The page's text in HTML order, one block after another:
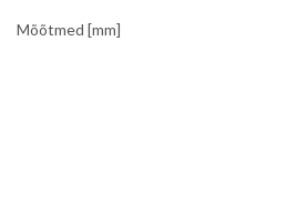
Mõõtmed [mm]